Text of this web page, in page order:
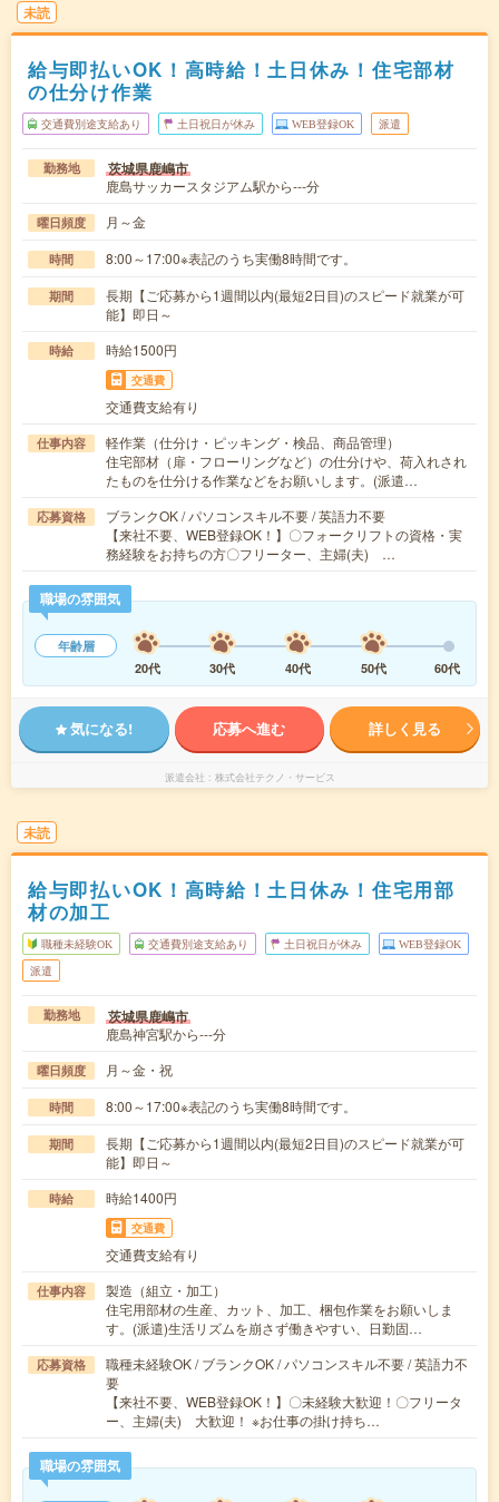
未読
給与即払いOK！高時給！土日休み！住宅部材
の仕分け作業
交通費別途支給あり 土日祝日が休み WEB登録OK 派遣
勤務地 茨城県鹿嶋市
鹿島サッカースタジアム駅から---分
曜日頻度 月～金
時間 8:00～17:00※表記のうち実働8時間です。
期間
長期【ご応募から1週間以内(最短2日目)のスピード就業が可
能】即日～
時給 時給1500円
交通費
交通費支給有り
仕事内容
軽作業（仕分け・ピッキング・検品、商品管理）
住宅部材（扉・フローリングなど）の仕分けや、荷入れされ
たものを仕分ける作業などをお願いします。(派遣…
応募資格
ブランクOK / パソコンスキル不要 / 英語力不要
【来社不要、WEB登録OK！】〇フォークリフトの資格・実
務経験をお持ちの方〇フリーター、主婦(夫) …
職場の雰囲気
年齢層
20代
30代 40代 50代 60代
気になる! 応募へ進む 詳しく見る
派遣会社 株式会社テクノ・サービス
未読
給与即払いOK！高時給！土日休み！住宅用部
材の加工
職種未経験OK 交通費別途支給あり 土日祝日が休み WEB登録OK
派遣
勤務地 茨城県鹿嶋市
鹿島神宮駅から---分
曜日頻度 月～金・祝
時間 8:00～17:00※表記のうち実働8時間です。
期間
長期【ご応募から1週間以内(最短2日目)のスピード就業が可
能】即日～
時給 時給1400円
交通費
交通費支給有り
仕事内容
製造（組立・加工）
住宅用部材の生産、カット、加工、梱包作業をお願いしま
す。(派遣)生活リズムを崩さず働きやすい、日勤固…
応募資格
職種未経験OK / ブランクOK / パソコンスキル不要 / 英語力不
要
【来社不要、WEB登録OK！】〇未経験大歓迎！〇フリータ
ー、主婦(夫) 大歓迎！ ※お仕事の掛け持ち…
職場の雰囲気